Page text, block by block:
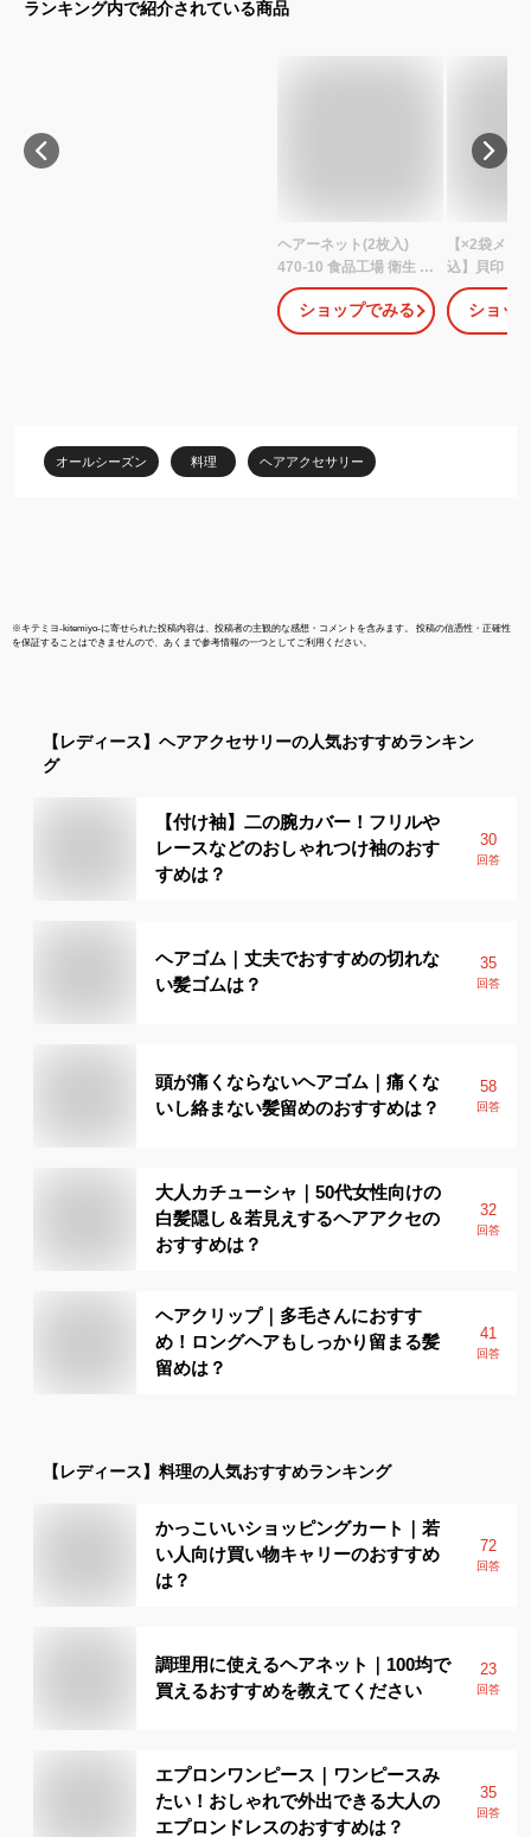
ランキング内で紹介されている商品
ヘアーネット(2枚入)
470-10 食品工場 衛生 フ
ードファクトリー ヘア
ネット ユニフォーム
KAZEN カゼン
ショップでみる
【×2袋メー
込】貝印 ヘ
ラック
0)セットし
ショッ
オールシーズン 料理 ヘアアクセサリー
※キテミヨ-kitemiyo-に寄せられた投稿内容は、投稿者の主観的な感想・コメントを含みます。 投稿の信憑性・正確性
を保証することはできませんので、あくまで参考情報の一つとしてご利用ください。
【レディース】 ヘアアクセサリーの人気おすすめランキン
グ
【付け袖】二の腕カバー！フリルや
レースなどのおしゃれつけ袖のおす
すめは？
30
回答
ヘアゴム｜丈夫でおすすめの切れな
い髪ゴムは？
35
回答
頭が痛くならないヘアゴム｜痛くな
いし絡まない髪留めのおすすめは？
58
回答
大人カチューシャ｜50代女性向けの
白髪隠し＆若見えするヘアアクセの
おすすめは？
32
回答
ヘアクリップ｜多毛さんにおすす
め！ロングヘアもしっかり留まる髪
留めは？
41
回答
【レディース】 料理の人気おすすめランキング
かっこいいショッピングカート｜若
い人向け買い物キャリーのおすすめ
は？
72
回答
調理用に使えるヘアネット｜100均で
買えるおすすめを教えてください
23
回答
エプロンワンピース｜ワンピースみ
たい！おしゃれで外出できる大人の
エプロンドレスのおすすめは？
35
回答